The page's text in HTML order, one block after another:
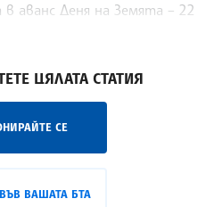
в аванс Деня на Земята – 22
ЦЯЛАТА СТАТИЯ
СЕ
ВАШАТА БТА